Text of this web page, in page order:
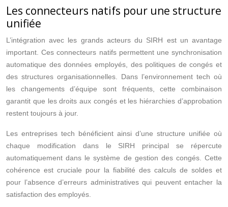
Les connecteurs natifs pour une structure
unifiée
L’intégration avec les grands acteurs du SIRH est un avantage
important. Ces connecteurs natifs permettent une synchronisation
automatique des données employés, des politiques de congés et
des structures organisationnelles. Dans l’environnement tech où
les changements d’équipe sont fréquents, cette combinaison
garantit que les droits aux congés et les hiérarchies d’approbation
restent toujours à jour.
Les entreprises tech bénéficient ainsi d’une structure unifiée où
chaque modification dans le SIRH principal se répercute
automatiquement dans le système de gestion des congés. Cette
cohérence est cruciale pour la fiabilité des calculs de soldes et
pour l’absence d’erreurs administratives qui peuvent entacher la
satisfaction des employés.